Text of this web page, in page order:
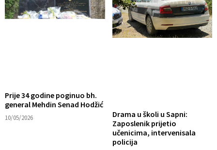
Prije 34 godine poginuo bh.
general Mehdin Senad Hodžić
10/05/2026
Drama u školi u Sapni:
Zaposlenik prijetio
učenicima, intervenisala
policija